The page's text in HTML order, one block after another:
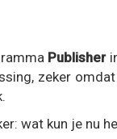
Publisher
zeker
wat kun je nu